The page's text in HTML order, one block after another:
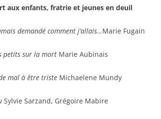
aux enfants, fratrie et jeunes en deuil
demandé comment j’allais…Marie Fugain
petits sur la mort Marie Aubinais
mal à être triste Michaelene Mundy
Sylvie Sarzand, Grégoire Mabire